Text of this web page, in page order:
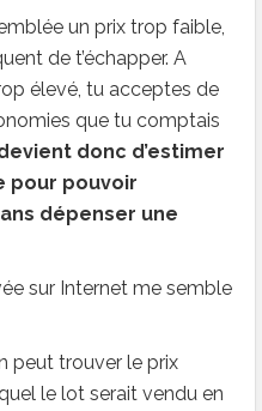
un prix trop faible,
de t’échapper. A
élevé, tu acceptes de
que tu comptais
donc d’estimer
pour pouvoir
dépenser une
sur Internet me semble
peut trouver le prix
le lot serait vendu en